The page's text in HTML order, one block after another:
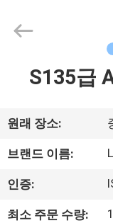
제
품
비
Langfang
S135급
원래 장소:
브랜드 이름:
인증:
최소 주문 수량: 1